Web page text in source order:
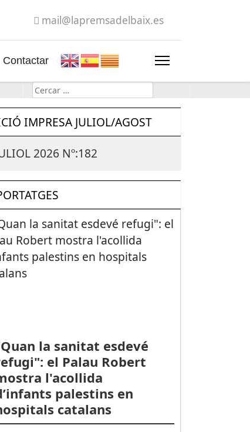
mail@lapremsadelbaix.es
Contactar
Cerca
IMPRESA JULIOL/AGOST
la sanitat esdevé
el Palau Robert
l'acollida
palestins en
catalans